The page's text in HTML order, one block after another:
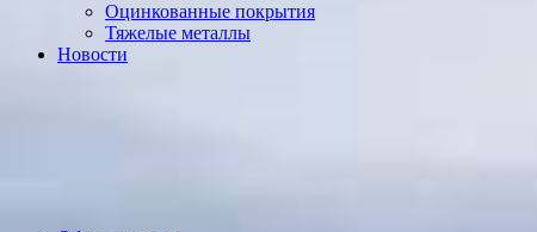
Оцинкованные покрытия
Тяжелые металлы
Новости